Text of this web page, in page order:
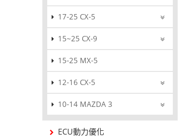
17-25 CX-5
15~25 CX-9
15-25 MX-5
12-16 CX-5
10-14 MAZDA 3
ECU動力優化